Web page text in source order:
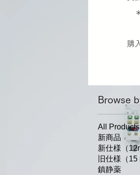
＊
購
Browse
All Products
新商品
新仕様（
旧仕様（15
鎮静薬